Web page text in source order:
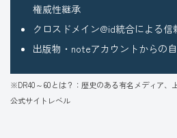
権威性継承
クロスドメイン@id統合による信
出版物・noteアカウントからの
※DR40～60とは？：歴史のある有名メディア、
公式サイトレベル